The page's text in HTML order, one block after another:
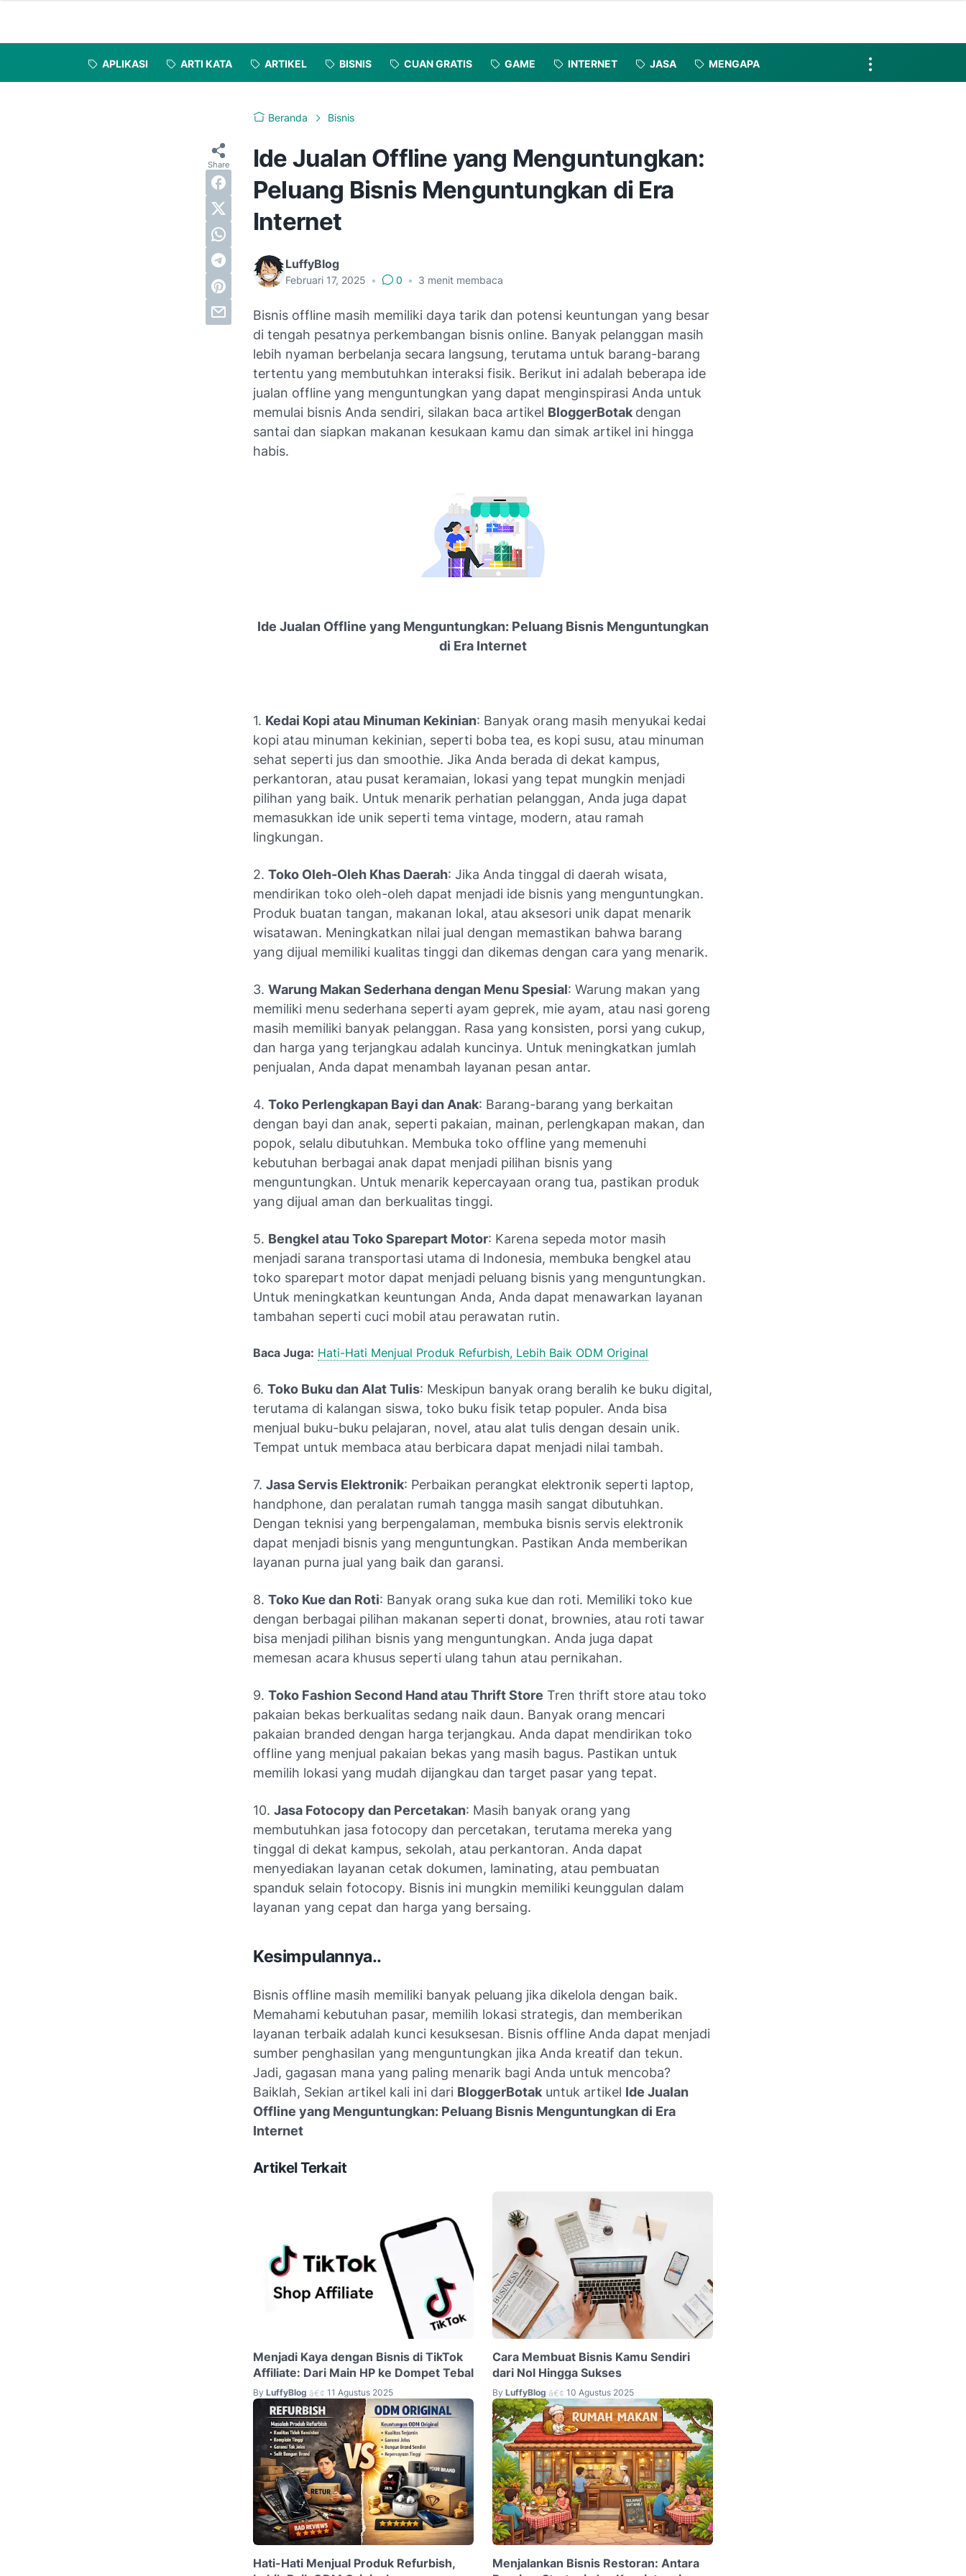
APLIKASI ARTI KATA ARTIKEL BISNIS CUAN GRATIS GAME INTERNET JASA MENGAPA
Beranda Bisnis
Ide Jualan Offline yang Menguntungkan:
Peluang Bisnis Menguntungkan di Era
Internet
LuffyBlog
Februari 17, 2025 • 0 • 3 menit membaca
Bisnis offline masih memiliki daya tarik dan potensi keuntungan yang besar
di tengah pesatnya perkembangan bisnis online. Banyak pelanggan masih
lebih nyaman berbelanja secara langsung, terutama untuk barang-barang
tertentu yang membutuhkan interaksi fisik. Berikut ini adalah beberapa ide
jualan offline yang menguntungkan yang dapat menginspirasi Anda untuk
memulai bisnis Anda sendiri, silakan baca artikel BloggerBotak dengan
santai dan siapkan makanan kesukaan kamu dan simak artikel ini hingga
habis.
Ide Jualan Offline yang Menguntungkan: Peluang Bisnis Menguntungkan
di Era Internet
1. Kedai Kopi atau Minuman Kekinian: Banyak orang masih menyukai kedai
kopi atau minuman kekinian, seperti boba tea, es kopi susu, atau minuman
sehat seperti jus dan smoothie. Jika Anda berada di dekat kampus,
perkantoran, atau pusat keramaian, lokasi yang tepat mungkin menjadi
pilihan yang baik. Untuk menarik perhatian pelanggan, Anda juga dapat
memasukkan ide unik seperti tema vintage, modern, atau ramah
lingkungan.
2. Toko Oleh-Oleh Khas Daerah: Jika Anda tinggal di daerah wisata,
mendirikan toko oleh-oleh dapat menjadi ide bisnis yang menguntungkan.
Produk buatan tangan, makanan lokal, atau aksesori unik dapat menarik
wisatawan. Meningkatkan nilai jual dengan memastikan bahwa barang
yang dijual memiliki kualitas tinggi dan dikemas dengan cara yang menarik.
3. Warung Makan Sederhana dengan Menu Spesial: Warung makan yang
memiliki menu sederhana seperti ayam geprek, mie ayam, atau nasi goreng
masih memiliki banyak pelanggan. Rasa yang konsisten, porsi yang cukup,
dan harga yang terjangkau adalah kuncinya. Untuk meningkatkan jumlah
penjualan, Anda dapat menambah layanan pesan antar.
4. Toko Perlengkapan Bayi dan Anak: Barang-barang yang berkaitan
dengan bayi dan anak, seperti pakaian, mainan, perlengkapan makan, dan
popok, selalu dibutuhkan. Membuka toko offline yang memenuhi
kebutuhan berbagai anak dapat menjadi pilihan bisnis yang
menguntungkan. Untuk menarik kepercayaan orang tua, pastikan produk
yang dijual aman dan berkualitas tinggi.
5. Bengkel atau Toko Sparepart Motor: Karena sepeda motor masih
menjadi sarana transportasi utama di Indonesia, membuka bengkel atau
toko sparepart motor dapat menjadi peluang bisnis yang menguntungkan.
Untuk meningkatkan keuntungan Anda, Anda dapat menawarkan layanan
tambahan seperti cuci mobil atau perawatan rutin.
Baca Juga: Hati-Hati Menjual Produk Refurbish, Lebih Baik ODM Original
6. Toko Buku dan Alat Tulis: Meskipun banyak orang beralih ke buku digital,
terutama di kalangan siswa, toko buku fisik tetap populer. Anda bisa
menjual buku-buku pelajaran, novel, atau alat tulis dengan desain unik.
Tempat untuk membaca atau berbicara dapat menjadi nilai tambah.
7. Jasa Servis Elektronik: Perbaikan perangkat elektronik seperti laptop,
handphone, dan peralatan rumah tangga masih sangat dibutuhkan.
Dengan teknisi yang berpengalaman, membuka bisnis servis elektronik
dapat menjadi bisnis yang menguntungkan. Pastikan Anda memberikan
layanan purna jual yang baik dan garansi.
8. Toko Kue dan Roti: Banyak orang suka kue dan roti. Memiliki toko kue
dengan berbagai pilihan makanan seperti donat, brownies, atau roti tawar
bisa menjadi pilihan bisnis yang menguntungkan. Anda juga dapat
memesan acara khusus seperti ulang tahun atau pernikahan.
9. Toko Fashion Second Hand atau Thrift Store Tren thrift store atau toko
pakaian bekas berkualitas sedang naik daun. Banyak orang mencari
pakaian branded dengan harga terjangkau. Anda dapat mendirikan toko
offline yang menjual pakaian bekas yang masih bagus. Pastikan untuk
memilih lokasi yang mudah dijangkau dan target pasar yang tepat.
10. Jasa Fotocopy dan Percetakan: Masih banyak orang yang
membutuhkan jasa fotocopy dan percetakan, terutama mereka yang
tinggal di dekat kampus, sekolah, atau perkantoran. Anda dapat
menyediakan layanan cetak dokumen, laminating, atau pembuatan
spanduk selain fotocopy. Bisnis ini mungkin memiliki keunggulan dalam
layanan yang cepat dan harga yang bersaing.
Kesimpulannya..
Bisnis offline masih memiliki banyak peluang jika dikelola dengan baik.
Memahami kebutuhan pasar, memilih lokasi strategis, dan memberikan
layanan terbaik adalah kunci kesuksesan. Bisnis offline Anda dapat menjadi
sumber penghasilan yang menguntungkan jika Anda kreatif dan tekun.
Jadi, gagasan mana yang paling menarik bagi Anda untuk mencoba?
Baiklah, Sekian artikel kali ini dari BloggerBotak untuk artikel Ide Jualan
Offline yang Menguntungkan: Peluang Bisnis Menguntungkan di Era
Internet
Artikel Terkait
Menjadi Kaya dengan Bisnis di TikTok
Affiliate: Dari Main HP ke Dompet Tebal
By LuffyBlog â€¢ 11 Agustus 2025
Cara Membuat Bisnis Kamu Sendiri
dari Nol Hingga Sukses
By LuffyBlog â€¢ 10 Agustus 2025
Hati-Hati Menjual Produk Refurbish,
Menjalankan Bisnis Restoran: Antara